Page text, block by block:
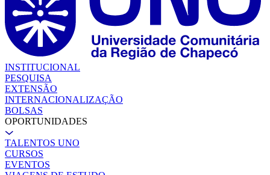
INSTITUCIONAL
PESQUISA
EXTENSÃO
INTERNACIONALIZAÇÃO
BOLSAS
OPORTUNIDADES
TALENTOS UNO
CURSOS
EVENTOS